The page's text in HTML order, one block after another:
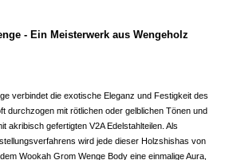
- Ein Meisterwerk aus Wengeholz
verbindet die exotische Eleganz und Festigkeit des
durchzogen mit rötlichen oder gelblichen Tönen und
akribisch gefertigten V2A Edelstahlteilen. Als
wird jede dieser Holzshishas von
Wookah Grom Wenge Body eine einmalige Aura,